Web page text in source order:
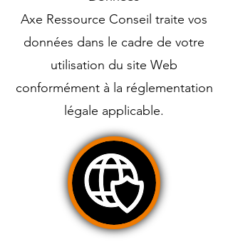
Axe Ressource Conseil traite vos
données dans le cadre de votre
utilisation du site Web
conformément à la réglementation
légale applicable.